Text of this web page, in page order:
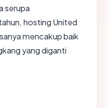
serupa
hosting United
mencakup baik
yang diganti